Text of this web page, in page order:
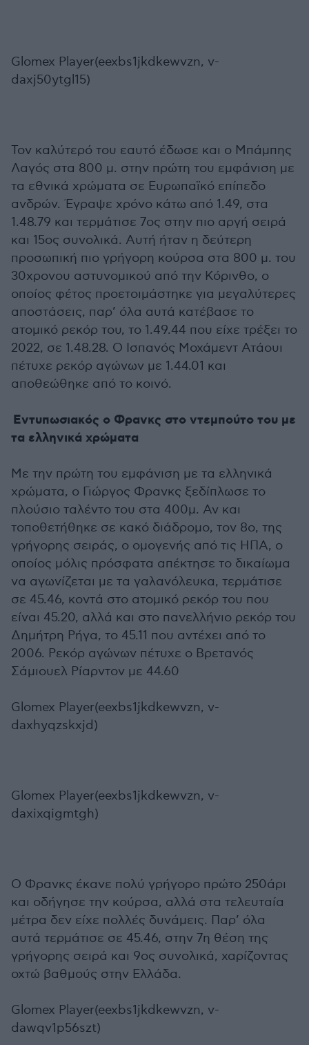
Glomex Player(eexbs1jkdkewvzn, v-
daxj50ytgl15)
Τον καλύτερό του εαυτό έδωσε και ο Μπάμπης
Λαγός στα 800 μ. στην πρώτη του εμφάνιση με
τα εθνικά χρώματα σε Ευρωπαϊκό επίπεδο
ανδρών. Έγραψε χρόνο κάτω από 1.49, στα
1.48.79 και τερμάτισε 7ος στην πιο αργή σειρά
και 15ος συνολικά. Αυτή ήταν η δεύτερη
προσωπική πιο γρήγορη κούρσα στα 800 μ. του
30χρονου αστυνομικού από την Κόρινθο, ο
οποίος φέτος προετοιμάστηκε για μεγαλύτερες
αποστάσεις, παρ’ όλα αυτά κατέβασε το
ατομικό ρεκόρ του, το 1.49.44 που είχε τρέξει το
2022, σε 1.48.28. Ο Ισπανός Μοχάμεντ Ατάουι
πέτυχε ρεκόρ αγώνων με 1.44.01 και
αποθεώθηκε από το κοινό.
Εντυπωσιακός ο Φρανκς στο ντεμπούτο του με
τα ελληνικά χρώματα
Με την πρώτη του εμφάνιση με τα ελληνικά
χρώματα, ο Γιώργος Φρανκς ξεδίπλωσε το
πλούσιο ταλέντο του στα 400μ. Αν και
τοποθετήθηκε σε κακό διάδρομο, τον 8ο, της
γρήγορης σειράς, ο ομογενής από τις ΗΠΑ, ο
οποίος μόλις πρόσφατα απέκτησε το δικαίωμα
να αγωνίζεται με τα γαλανόλευκα, τερμάτισε
σε 45.46, κοντά στο ατομικό ρεκόρ του που
είναι 45.20, αλλά και στο πανελλήνιο ρεκόρ του
Δημήτρη Ρήγα, το 45.11 που αντέχει από το
2006. Ρεκόρ αγώνων πέτυχε ο Βρετανός
Σάμιουελ Ρίαρντον με 44.60
Glomex Player(eexbs1jkdkewvzn, v-
daxhyqzskxjd)
Glomex Player(eexbs1jkdkewvzn, v-
daxixqigmtgh)
Ο Φρανκς έκανε πολύ γρήγορο πρώτο 250άρι
και οδήγησε την κούρσα, αλλά στα τελευταία
μέτρα δεν είχε πολλές δυνάμεις. Παρ’ όλα
αυτά τερμάτισε σε 45.46, στην 7η θέση της
γρήγορης σειρά και 9ος συνολικά, χαρίζοντας
οχτώ βαθμούς στην Ελλάδα.
Glomex Player(eexbs1jkdkewvzn, v-
dawqv1p56szt)